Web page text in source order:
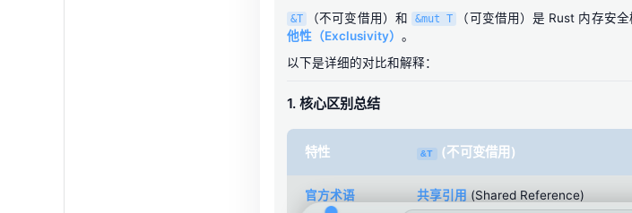
&T （不可变借用）和 &mut T （可变借用）是 Rust 内存安
他性（Exclusivity） 。
以下是详细的对比和解释：
1. 核心区别总结
特性 &T (不可变借用)
官方术语 共享引用 (Shared Reference)